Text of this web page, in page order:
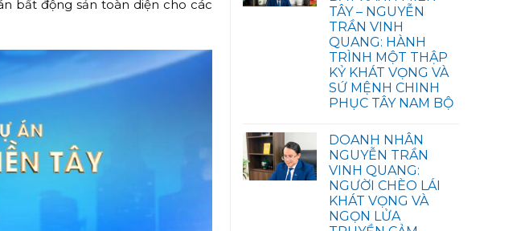
bất động sản toàn diện cho các
TÂY – NGUYỄN
TRẦN VINH
QUANG: HÀNH
TRÌNH MỘT THẬP
KỶ KHÁT VỌNG VÀ
SỨ MỆNH CHINH
PHỤC TÂY NAM BỘ
DOANH NHÂN
NGUYỄN TRẦN
VINH QUANG:
NGƯỜI CHÈO LÁI
KHÁT VỌNG VÀ
NGỌN LỬA